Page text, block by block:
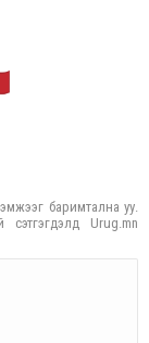
баримтална уу.
Urug.mn